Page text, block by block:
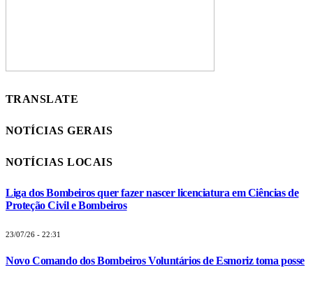
TRANSLATE
NOTÍCIAS GERAIS
NOTÍCIAS LOCAIS
Liga dos Bombeiros quer fazer nascer licenciatura em Ciências de
Proteção Civil e Bombeiros
23/07/26 - 22:31
Novo Comando dos Bombeiros Voluntários de Esmoriz toma posse